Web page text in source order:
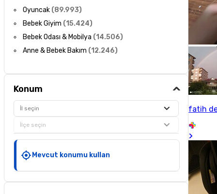
Oyuncak (89.993)
Bebek Giyim (15.424)
Bebek Odası & Mobilya (14.506)
Anne & Bebek Bakım (12.246)
Konum
İl seçin
İlçe seçin
Mevcut konumu kullan
fatih